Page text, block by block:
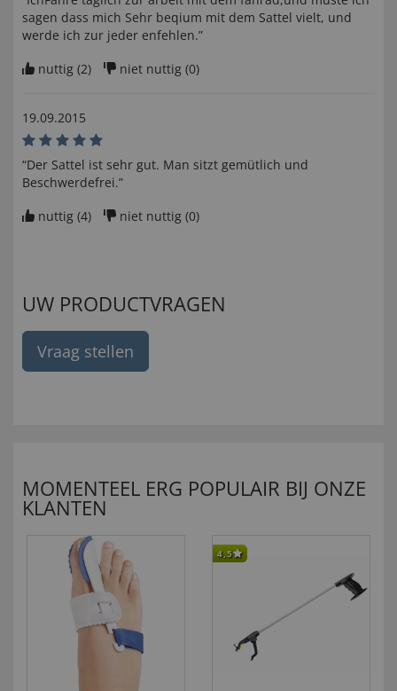
sagen dass mich Sehr beqium mit dem Sattel vielt, und
werde ich zur jeder enfehlen.”
nuttig (2) niet nuttig (0)
19.09.2015
“Der Sattel ist sehr gut. Man sitzt gemütlich und
Beschwerdefrei.”
nuttig (4) niet nuttig (0)
UW PRODUCTVRAGEN
Vraag stellen
MOMENTEEL ERG POPULAIR BIJ ONZE
KLANTEN
4,5